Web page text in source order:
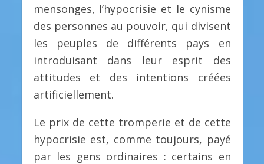
mensonges, l’hypocrisie et le cynisme
des personnes au pouvoir, qui divisent
les peuples de différents pays en
introduisant dans leur esprit des
attitudes et des intentions créées
artificiellement.
Le prix de cette tromperie et de cette
hypocrisie est, comme toujours, payé
par les gens ordinaires : certains en